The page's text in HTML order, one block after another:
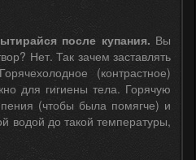
после купания. Вы
Нет. Так зачем заставлять
(контрастное)
для гигиены тела. Горячую
(чтобы была помягче) и
водой до такой температуры,